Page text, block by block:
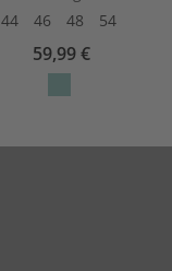
44
46 48 54
59,99 €